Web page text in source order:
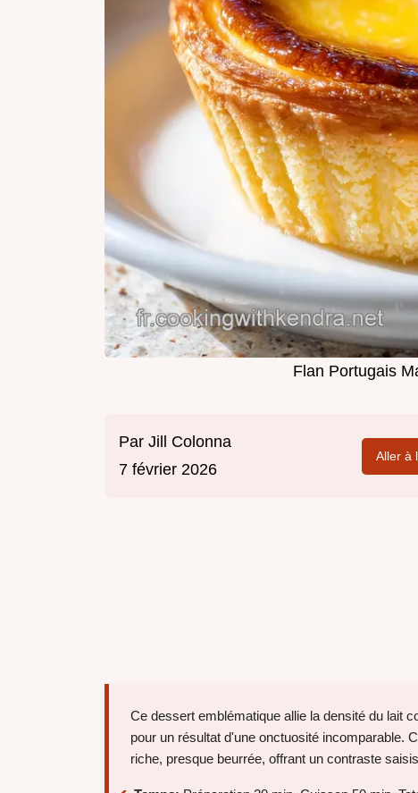
Flan Portugais
Par Jill Colonna
7 février 2026
Aller à
Ce dessert emblématique allie la densité du lait
pour un résultat d'une onctuosité incomparable.
riche, presque beurrée, offrant un contraste